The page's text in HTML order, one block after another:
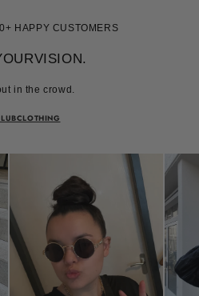
HAPPY CUSTOMERS
in the crowd.